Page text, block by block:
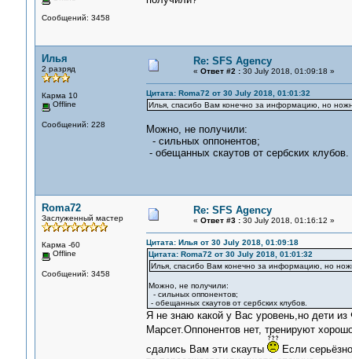
Сообщений: 3458
Илья
2 разряд
Карма 10
Offline
Сообщений: 228
Re: SFS Agency
« Ответ #2 :30 July 2018, 01:09:18 »
Цитата: Roma72 от 30 July 2018, 01:01:32
Илья, спасибо Вам конечно за информацию, но
Можно, не получили:
- сильных оппонентов;
- обещанных скаутов от сербских клубов.
Roma72
Заслуженный мастер
Карма -60
Offline
Сообщений: 3458
Re: SFS Agency
« Ответ #3 :30 July 2018, 01:16:12 »
Цитата: Илья от 30 July 2018, 01:09:18
Цитата: Roma72 от 30 July 2018, 01:01:32
Илья, спасибо Вам конечно за информацию, но
Можно, не получили:
- сильных оппонентов;
- обещанных скаутов от сербских клубов.
Я не знаю какой у Вас уровень,но дети
Марсет.Оппонентов нет, тренируют
сдались Вам эти скауты
Если